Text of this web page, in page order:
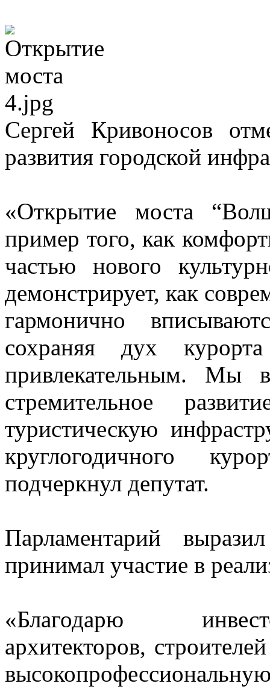
Сергей Кривоносов
развития городской
«Открытие моста
пример того, как
частью нового
демонстрирует, как
гармонично
сохраняя дух
привлекательным. Мы
стремительное
туристическую
круглогодичного
подчеркнул депутат.
Парламентарий
принимал участие в
«Благодарю
архитекторов,